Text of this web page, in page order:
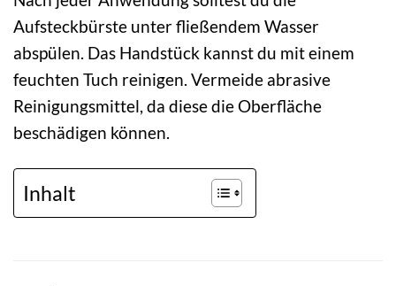
Aufsteckbürste unter fließendem Wasser
abspülen. Das Handstück kannst du mit einem
feuchten Tuch reinigen. Vermeide abrasive
Reinigungsmittel, da diese die Oberfläche
beschädigen können.
Inhalt